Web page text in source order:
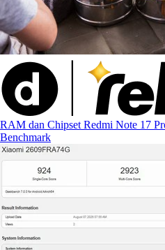
RAM dan Chipset Redmi Note 17
Benchmark